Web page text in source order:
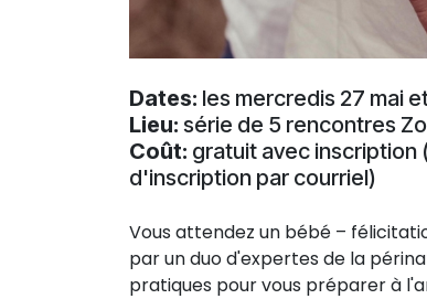
Dates: les mercredis 27 mai
Lieu: série de 5 rencontres
Coût: gratuit avec inscription
d'inscription par courriel)
Vous attendez un bébé –
par un duo d'expertes de la
pratiques pour vous préparer à